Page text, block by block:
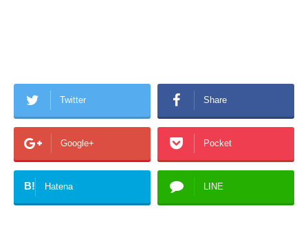
Twitter Share
Google+ Pocket
B! Hatena LINE